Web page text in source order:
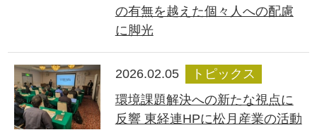
の有無を越えた個々人への配慮
に脚光
2026.02.05
トピックス
環境課題解決への新たな視点に
反響 東経連HPに松月産業の活動